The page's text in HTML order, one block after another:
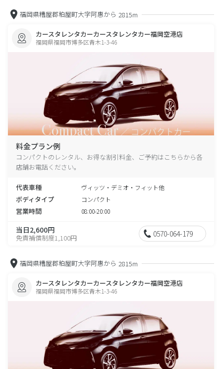
福岡県糟屋郡粕屋町大字阿惠から 2815m
カースタレンタカーカースタレンタカー福岡空港店
福岡県福岡市博多区青木1-3-46
料金プラン例
コンパクトのレンタル、お得な割引料金、ご予約はこちらから各
店舗お電話ください。
代表車種 ヴィッツ・デミオ・フィット他
ボディタイプ コンパクト
営業時間 08:00-20:00
当日2,600円
免責補償制度1,100円 0570-064-179
福岡県糟屋郡粕屋町大字阿惠から 2815m
カースタレンタカーカースタレンタカー福岡空港店
福岡県福岡市博多区青木1-3-46